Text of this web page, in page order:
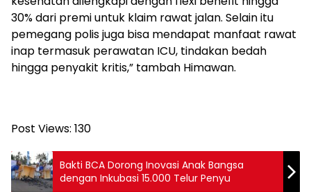
30% dari premi untuk klaim rawat jalan. Selain itu
pemegang polis juga bisa mendapat manfaat rawat
inap termasuk perawatan ICU, tindakan bedah
hingga penyakit kritis,” tambah Himawan.
Post Views: 130
Bakti BCA Dorong Inovasi Anak Bangsa
dengan Inkubasi 15.000 Telur Penyu